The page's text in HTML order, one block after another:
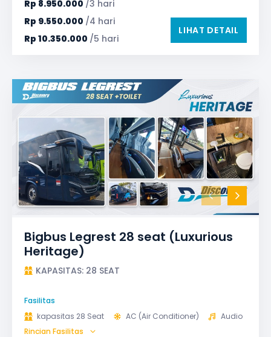
Rp 8.950.000 /3 hari
Rp 9.550.000 /4 hari
Rp 10.350.000 /5 hari
LIHAT DETAIL
Bigbus Legrest 28 seat (Luxurious
Heritage)
KAPASITAS: 28 SEAT
Fasilitas
kapasitas 28 Seat
AC (Air Conditioner)
Audio
Bagasi
GPS
Rincian Fasilitas